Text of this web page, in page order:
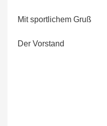
Mit sportlichem Gruß
Der Vorstand